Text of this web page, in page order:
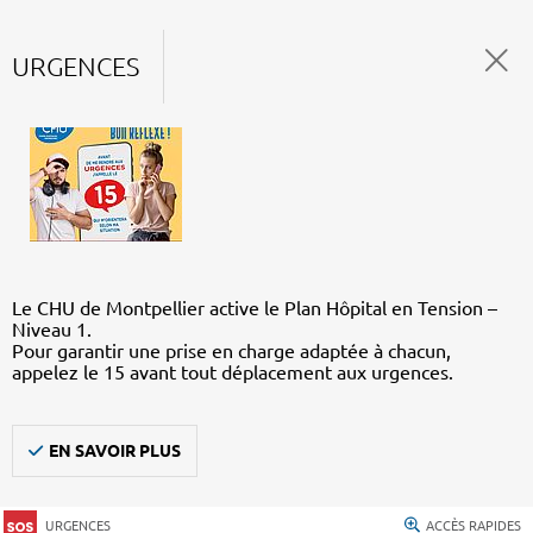
URGENCES
Le CHU de Montpellier active le Plan Hôpital en Tension –
Niveau 1.
Pour garantir une prise en charge adaptée à chacun,
appelez le 15 avant tout déplacement aux urgences.
EN SAVOIR PLUS
URGENCES ACCÈS RAPIDES